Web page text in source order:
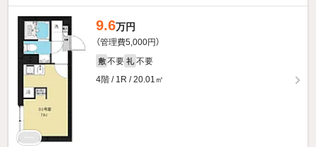
9.6万円
（管理費5,000円）
敷 不要 礼 不要
4階 / 1R / 20.01㎡